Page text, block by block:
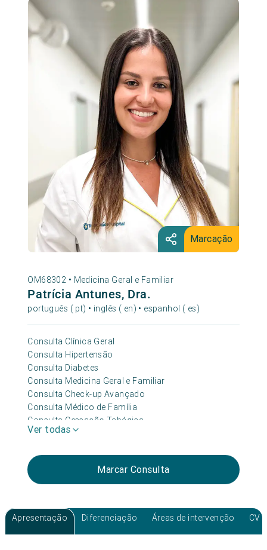
Marcação
OM68302 • Medicina Geral e Familiar
Patrícia Antunes, Dra.
português ( pt) • inglês ( en) • espanhol ( es)
Consulta Clínica Geral
Consulta Hipertensão
Consulta Diabetes
Consulta Medicina Geral e Familiar
Consulta Check-up Avançado
Consulta Médico de Família
Consulta Cessação Tabágica
Consulta Acne
Consulta Check-up Premium 360+
Consulta Cabelo
Consulta Depressão e Ansiedade
Consulta Medicina Do Sono
Ver todas
Marcar Consulta
Apresentação Diferenciação Áreas de intervenção CV